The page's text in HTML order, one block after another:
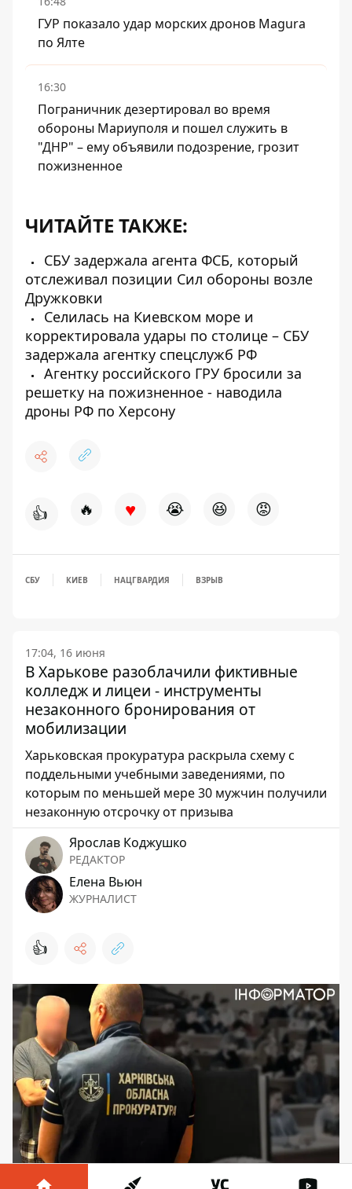
ГУР показало удар морских дронов Magura
по Ялте
16:30
Пограничник дезертировал во время
обороны Мариуполя и пошел служить в
"ДНР" – ему объявили подозрение, грозит
пожизненное
ЧИТАЙТЕ ТАКЖЕ:
СБУ задержала агента ФСБ, который
отслеживал позиции Сил обороны возле
Дружковки
Селилась на Киевском море и
корректировала удары по столице – СБУ
задержала агентку спецслужб РФ
Агентку российского ГРУ бросили за
решетку на пожизненное - наводила
дроны РФ по Херсону
👍 🔥 ♥ 😭 😆 😡
СБУ КИЕВ НАЦГВАРДИЯ ВЗРЫВ
17:04, 16 июня
В Харькове разоблачили фиктивные
колледж и лицеи - инструменты
незаконного бронирования от
мобилизации
Харьковская прокуратура раскрыла схему с
поддельными учебными заведениями, по
которым по меньшей мере 30 мужчин получили
незаконную отсрочку от призыва
Ярослав Коджушко
РЕДАКТОР
Елена Вьюн
ЖУРНАЛИСТ
👍
Фиктивные учебные заведения в Харькове